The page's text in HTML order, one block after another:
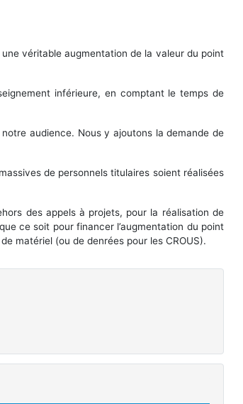
véritable augmentation de la valeur du point
inférieure, en comptant le temps de
audience. Nous y ajoutons la demande de
de personnels titulaires soient réalisées
des appels à projets, pour la réalisation de
ce soit pour financer l’augmentation du point
matériel (ou de denrées pour les CROUS).